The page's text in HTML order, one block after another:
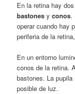
En la retina hay
bastones yconos.
operar cuando hay
periferia de la
En un entorno
conos de la retina.
bastones. La
posible de luz.